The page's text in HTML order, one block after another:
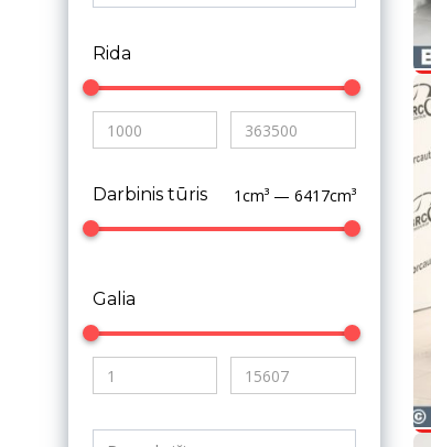
Rida
Darbinis tūris 1cm³ — 6417cm³
Galia